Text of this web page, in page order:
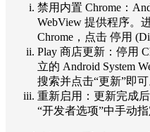
禁用内置 Chrome：
WebView 提供程序。
Chrome，点击 停用
Play 商店更新：停用
立的 Android System
搜索并点击“更新”即可
重新启用：更新完成
“开发者选项”中手动指